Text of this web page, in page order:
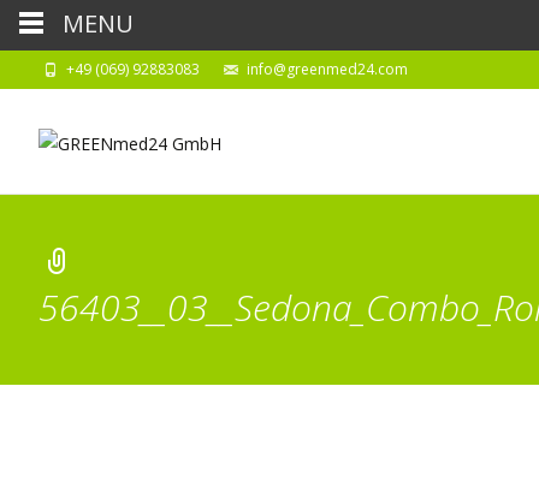
+49 (069) 92883083 info@greenmed24.com
MENU